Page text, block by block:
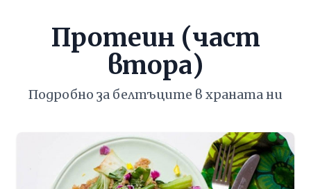
Протеин (част
втора)
Подробно за белтъците в храната ни